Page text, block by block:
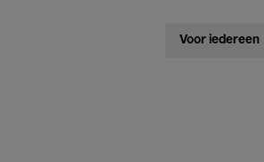
Voor iedereen